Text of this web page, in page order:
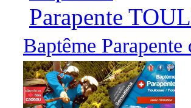
Parapente
Baptême